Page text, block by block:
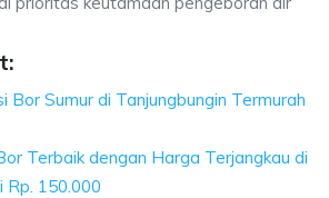
Bor Sumur di Tanjungbungin Termurah
Terbaik dengan Harga Terjangkau di
Rp. 150.000